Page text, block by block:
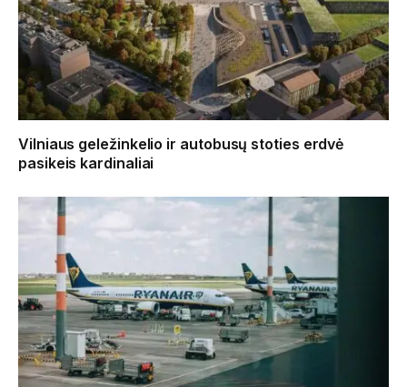
Vilniaus geležinkelio ir autobusų stoties erdvė
pasikeis kardinaliai